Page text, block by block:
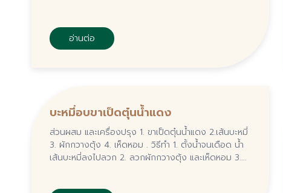
อ่านต่อ
บะหมี่อบขาเป็ดตุ๋นน้ำแดง
ส่วนผสม และเครื่องปรุง 1. ขาเป็ดตุ๋นน้ำแดง 2.เส้นบะหมี่
3. ผักกวางตุ้ง 4. เห็ดหอม . วิธีทำ 1. ตั้งน้ำจนเดือด น้ำ
เส้นบะหมี่ลงไปลวก 2. ลวกผักกวางตุ้ง และเห็ดหอม 3....